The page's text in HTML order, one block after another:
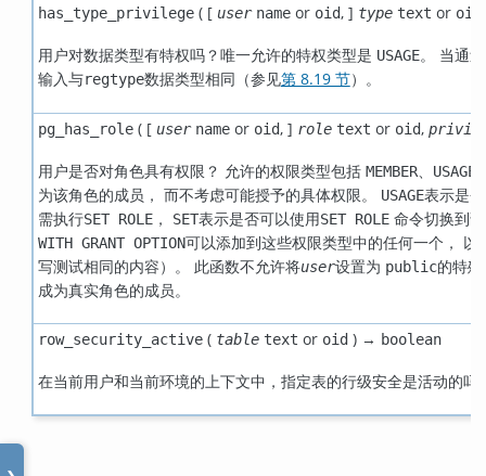
has_type_privilege( [ user nameor oid, ] type text or oid
用户对数据类型有特权吗？唯一允许的特权类型是 USAGE。 当通
输入与regtype数据类型相同（参见第 8.19 节）。
pg_has_role( [ user nameor oid, ] role text or oid,
用户是否对角色具有权限？ 允许的权限类型包括 MEMBER、 USAGE
为该角色的成员， 而不考虑可能授予的具体权限。
USAGE表示是
需执行SET ROLE， SET表示是否可以使用SET ROLE命令切换到
WITH GRANT OPTION可以添加到这些权限类型中的任何一个， 以
写测试相同的内容）。 此函数不允许将user设置为 public的特
成为真实角色的成员。
row_security_active( table text or oid) → boolean
在当前用户和当前环境的上下文中，指定表的行级安全是活动的吗